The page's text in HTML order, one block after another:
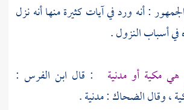
: أنه ورد في آيات كثيرة منها أنه نزل
في أسباب النزول .
مكية أو مدنية
: قال ابن الفرس :
، وقالالضحاك: مدنية .